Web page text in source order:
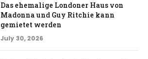
Das ehemalige Londoner Haus von
Madonna und Guy Ritchie kann
gemietet werden
July 30, 2026